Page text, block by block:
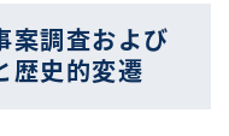
案調査および
歴史的変遷